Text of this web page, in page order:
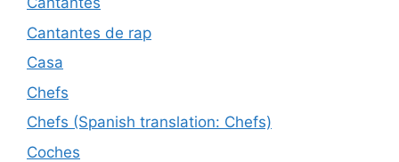
Cantantes de rap
Casa
Chefs
Chefs (Spanish translation: Chefs)
Coches